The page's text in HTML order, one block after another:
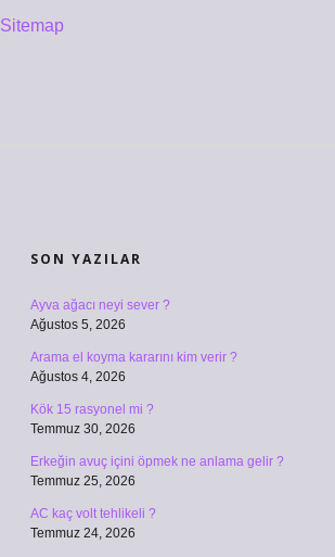
Sitemap
SON YAZILAR
Ayva ağacı neyi sever ?
Ağustos 5, 2026
Arama el koyma kararını kim verir ?
Ağustos 4, 2026
Kök 15 rasyonel mi ?
Temmuz 30, 2026
Erkeğin avuç içini öpmek ne anlama gelir ?
Temmuz 25, 2026
AC kaç volt tehlikeli ?
Temmuz 24, 2026